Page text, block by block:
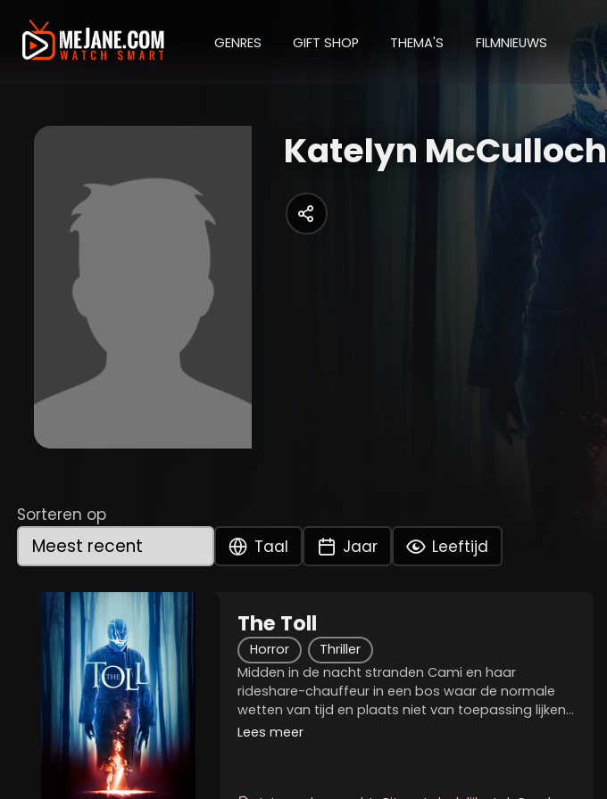
GENRES GIFT SHOP THEMA'S FILMNIEUWS
Katelyn McCulloch
Sorteren op
Taal
Jaar Leeftijd
The Toll
Horror
Thriller
Midden in de nacht stranden Cami en haar
rideshare-chauffeur in een bos waar de normale
wetten van tijd en plaats niet van toepassing lijken.
De schimmen en visioenen die overal opduiken,
Lees meer